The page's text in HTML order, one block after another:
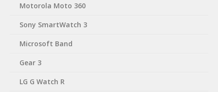
Motorola Moto 360
Sony SmartWatch 3
Microsoft Band
Gear 3
LG G Watch R